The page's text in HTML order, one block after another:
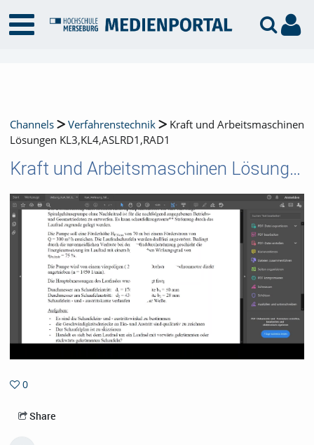
Channels Verfahrenstechnik
Kraft und Arbeitsmaschinen
Lösungen KL3,KL4,ASLRD1,RAD1
Kraft und Arbeitsmaschinen Lösungen KL3,KL4,ASLRD1,RAD1
0
Share